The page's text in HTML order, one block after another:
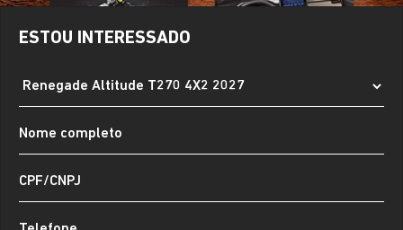
ESTOU INTERESSADO